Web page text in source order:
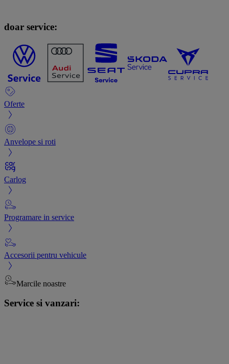
doar service:
Oferte
Anvelope si roti
Carlog
Programare in service
Accesorii pentru vehicule
Marcile noastre
Service si vanzari: